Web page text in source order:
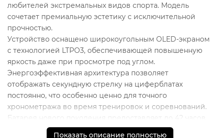
любителей экстремальных видов спорта. Модель
сочетает премиальную эстетику с исключительной
прочностью.
Устройство оснащено широкоугольным OLED-экраном
с технологией LTPO3, обеспечивающей повышенную
яркость даже при просмотре под углом.
Энергоэффективная архитектура позволяет
отображать секундную стрелку на циферблатах
постоянно, что особенно ценно для точного
хронометража во время тренировок и соревнований.
Батарея нового поколения предоставляет до 42 часов
работы в нормальном режиме и до 72 часов в режиме
Показать описание полностью